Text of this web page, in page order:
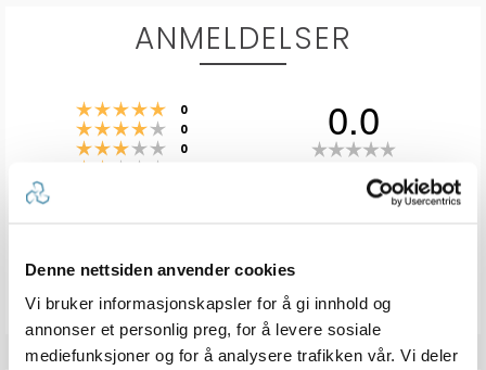
Denne nettsiden anvender cookies
Vi bruker informasjonskapsler for å gi innhold og
annonser et personlig preg, for å levere sosiale
mediefunksjoner og for å analysere trafikken vår. Vi deler
ANMELDELSER
Karakter: 5 av 5 mulige
0
Karakter: 4 av 5 mulige
0
Karakter: 3 av 5 mulige
0
0.0
av
5
0 omtaler
review, og at antallet ratings derfor vil være forskjellig fra antall